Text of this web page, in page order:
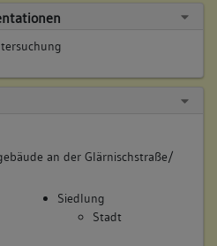
an der Glärnischstraße/
Siedlung
Stadt